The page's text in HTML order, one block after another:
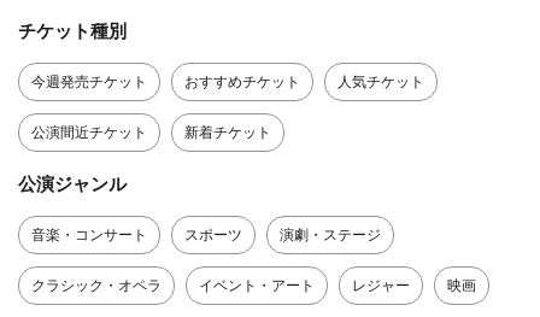
チケット種別
今週発売チケット おすすめチケット 人気チケット
公演間近チケット 新着チケット
公演ジャンル
音楽・コンサート スポーツ 演劇・ステージ
クラシック・オペラ イベント・アート レジャー 映画